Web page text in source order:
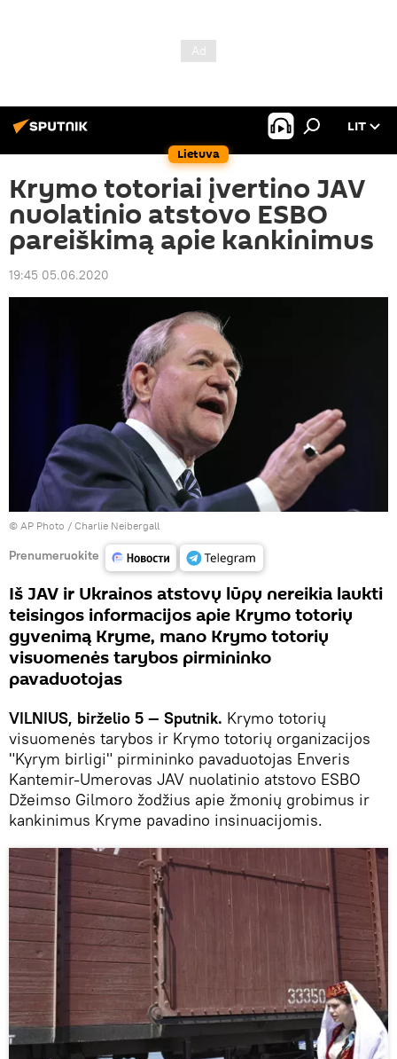
Lietuva
LIT
Krymo totoriai įvertino JAV
nuolatinio atstovo ESBO
pareiškimą apie kankinimus
19:45 05.06.2020
© AP Photo / Charlie Neibergall
Prenumeruokite
Iš JAV ir Ukrainos atstovų lūpų nereikia laukti
teisingos informacijos apie Krymo totorių
gyvenimą Kryme, mano Krymo totorių
visuomenės tarybos pirmininko
pavaduotojas
VILNIUS, birželio 5 — Sputnik. Krymo totorių
visuomenės tarybos ir Krymo totorių organizacijos
"Kyrym birligi" pirmininko pavaduotojas Enveris
Kantemir-Umerovas JAV nuolatinio atstovo ESBO
Džeimso Gilmoro žodžius apie žmonių grobimus ir
kankinimus Kryme pavadino insinuacijomis.